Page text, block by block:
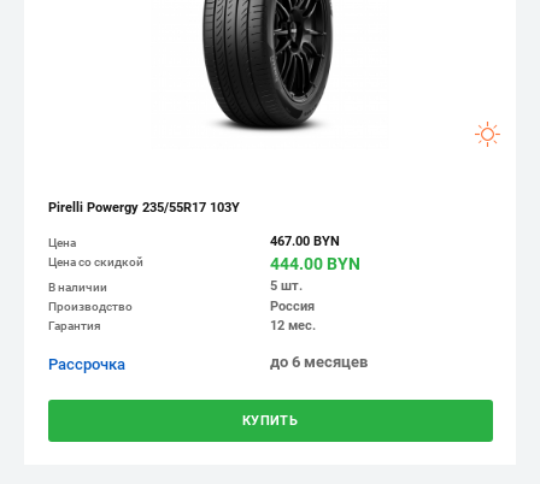
Pirelli Powergy 235/55R17 103Y
Цена 467.00 BYN
Цена со скидкой 444.00 BYN
В наличии 5 шт.
Производство Россия
Гарантия 12 мес.
Рассрочка до 6 месяцев
КУПИТЬ